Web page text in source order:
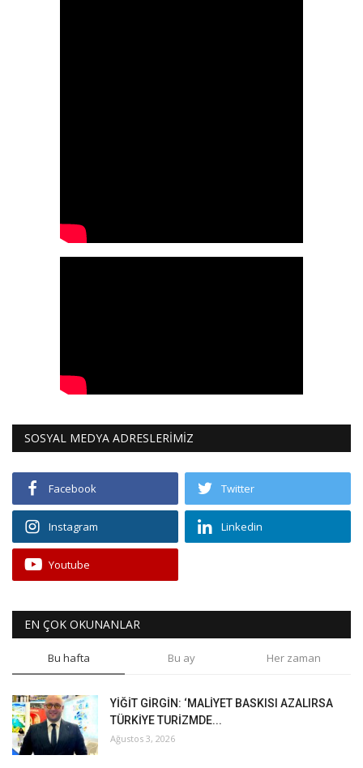
SOSYAL MEDYA ADRESLERİMİZ
Facebook Twitter
Instagram Linkedin
Youtube
EN ÇOK OKUNANLAR
Bu hafta Bu ay Her zaman
YİĞİT GİRGİN: ‘MALİYET BASKISI AZALIRSA
TÜRKİYE TURİZMDE...
Ağustos 3, 2026